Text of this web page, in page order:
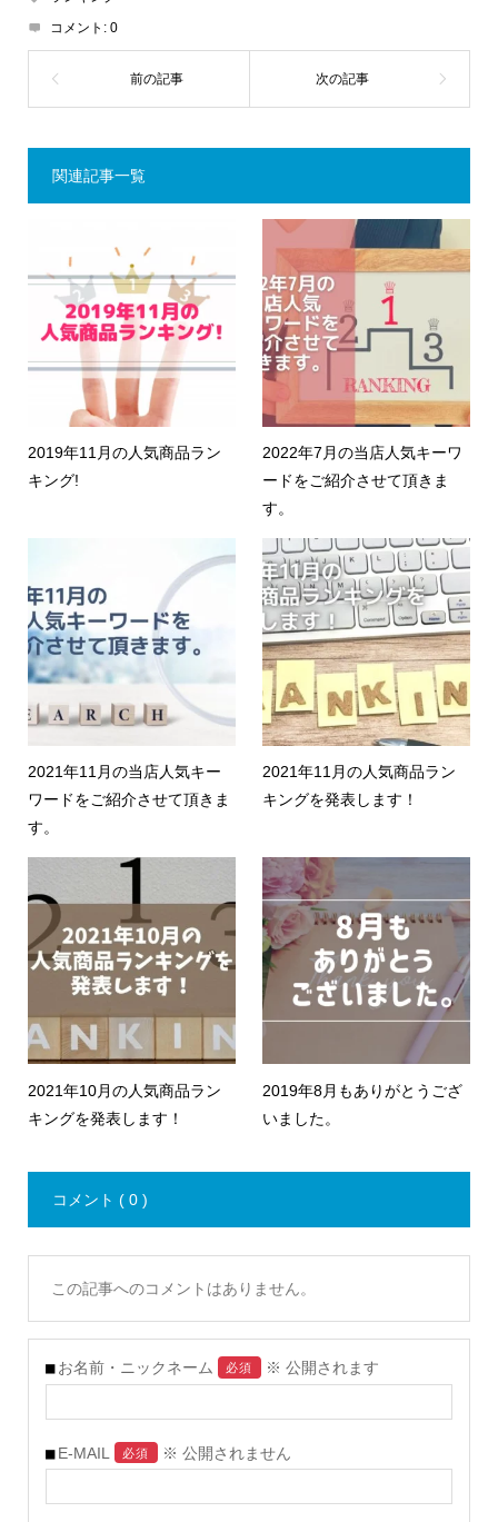
コメント: 0
関連記事一覧
2019年11月の人気商品ラン
キング!
2022年7月の当店人気キーワ
ードをご紹介させて頂きま
す。
2021年11月の当店人気キー
ワードをご紹介させて頂きま
す。
2021年11月の人気商品ラン
キングを発表します！
2021年10月の人気商品ラン
キングを発表します！
2019年8月もありがとうござ
いました。
コメント ( 0 )
この記事へのコメントはありません。
お名前・ニックネーム 必須 ※ 公開されます
E-MAIL 必須 ※ 公開されません